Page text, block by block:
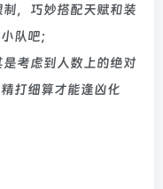
，巧妙搭配天赋和装
队吧；
考虑到人数上的绝对
打细算才能逢凶化